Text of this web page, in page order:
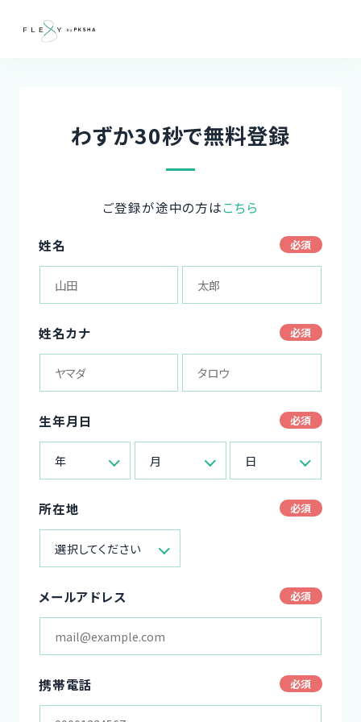
わずか30秒で無料登録
ご登録が途中の方はこちら
姓名
姓名カナ
生年月日
年 月 日
所在地
選択してください
メールアドレス
携帯電話